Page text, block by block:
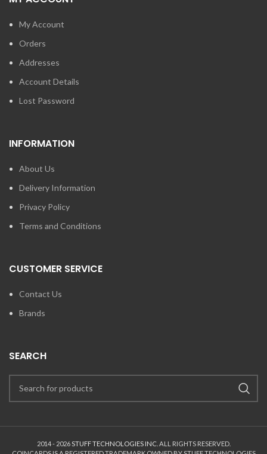
My Account
Orders
Addresses
Account Details
Lost Password
INFORMATION
About Us
Delivery Information
Privacy Policy
Terms and Conditions
CUSTOMER SERVICE
Contact Us
Brands
SEARCH
2014 - 2026STUFF TECHNOLOGIES INC. ALL RIGHTS RESERVED.